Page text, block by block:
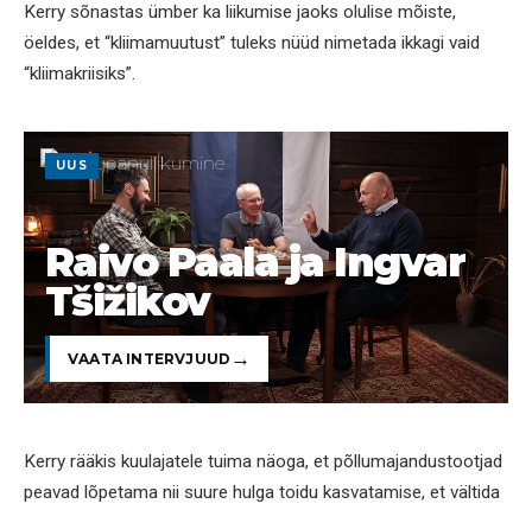
Kerry sõnastas ümber ka liikumise jaoks olulise mõiste,
öeldes, et “kliimamuutust” tuleks nüüd nimetada ikkagi vaid
“kliimakriisiks”.
UUS
Raivo Paala ja Ingvar
Tšižikov
VAATA INTERVJUUD
Kerry rääkis kuulajatele tuima näoga, et põllumajandustootjad
peavad lõpetama nii suure hulga toidu kasvatamise, et vältida